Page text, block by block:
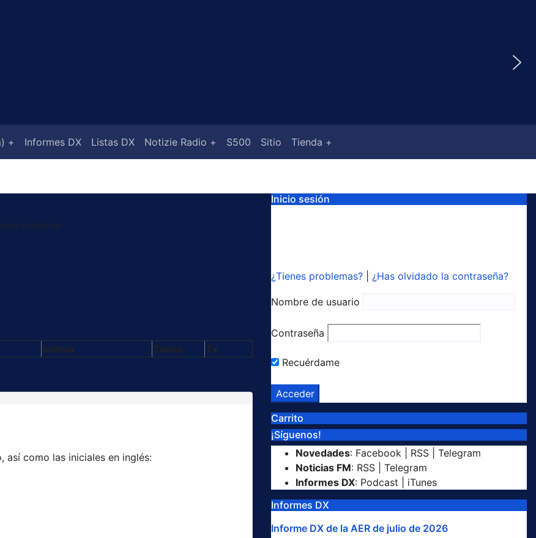
+ Informes DX Listas DX Notizie Radio + S500 Sitio Tienda +
criterios:
Idioma Zonas Tx
así como las iniciales en inglés:
Inicio sesión
¿Tienes problemas? ¿Has olvidado la contraseña?
Nombre de usuario
Contraseña
Recuérdame
Carrito
¡Síguenos!
Novedades: Facebook RSS
Telegram
Noticias FM: RSS
Telegram
Informes DX: Podcast
iTunes
Informes DX
Informe DX de la AER de julio de 2026